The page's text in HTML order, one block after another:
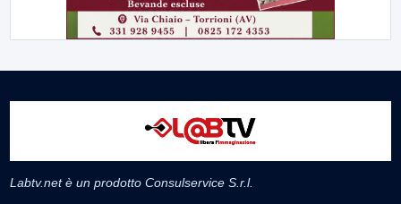
Labtv.net è un prodotto Consulservice S.r.l.